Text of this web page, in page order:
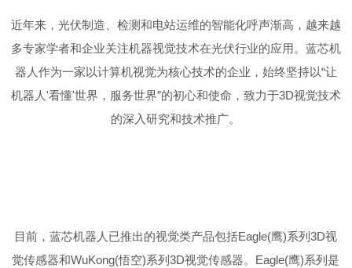
近年来，光伏制造、检测和电站运维的智能化呼声渐高，越来越
多专家学者和企业关注机器视觉技术在光伏行业的应用。蓝芯机
器人作为一家以计算机视觉为核心技术的企业，始终坚持以“让
机器人'看懂'世界，服务世界”的初心和使命，致力于3D视觉技术
的深入研究和技术推广。
目前，蓝芯机器人已推出的视觉类产品包括Eagle(鹰)系列3D视
觉传感器和WuKong(悟空)系列3D视觉传感器。Eagle(鹰)系列是